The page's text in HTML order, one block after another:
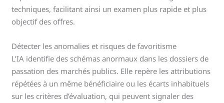
techniques, facilitant ainsi un examen plus rapide et plus
objectif des offres.
Détecter les anomalies et risques de favoritisme
L’IA identifie des schémas anormaux dans les dossiers de
passation des marchés publics. Elle repère les attributions
répétées à un même bénéficiaire ou les écarts inhabituels
sur les critères d’évaluation, qui peuvent signaler des